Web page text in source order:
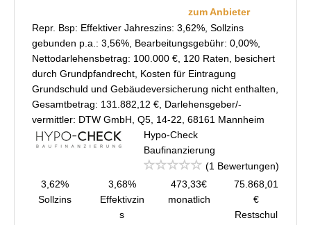
zum Anbieter
Repr. Bsp: Effektiver Jahreszins: 3,62%, Sollzins
gebunden p.a.: 3,56%, Bearbeitungsgebühr: 0,00%,
Nettodarlehensbetrag: 100.000 €, 120 Raten, besichert
durch Grundpfandrecht, Kosten für Eintragung
Grundschuld und Gebäudeversicherung nicht enthalten,
Gesamtbetrag: 131.882,12 €, Darlehensgeber/-
vermittler: DTW GmbH, Q5, 14-22, 68161 Mannheim
Hypo-Check
Baufinanzierung
(1 Bewertungen)
3,62%
Sollzins
3,68%
Effektivzin
s
473,33€
monatlich
75.868,01
€
Restschul